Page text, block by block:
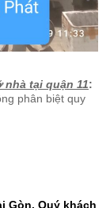
tại quận 11
phân biệt quy